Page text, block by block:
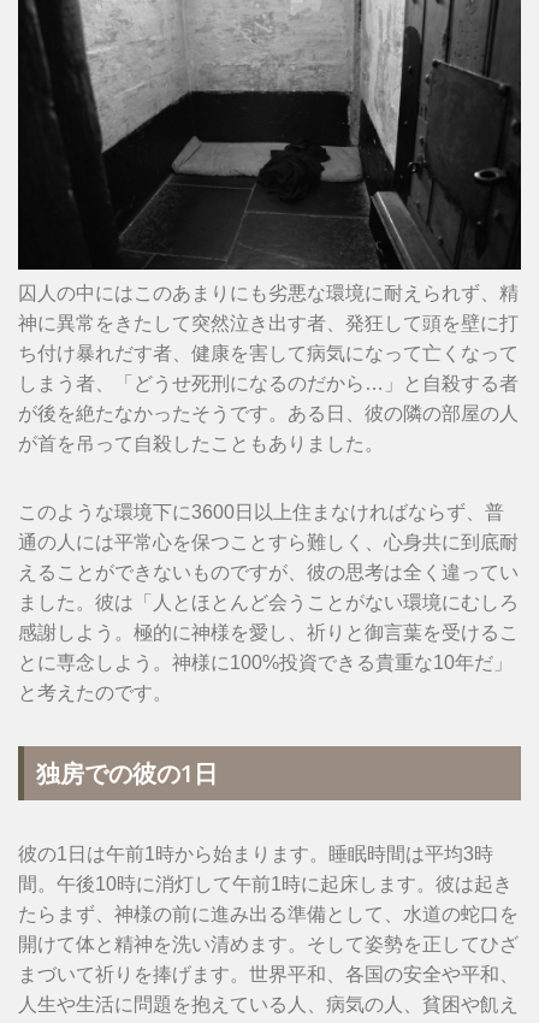
囚人の中にはこのあまりにも劣悪な環境に耐えられず、精
神に異常をきたして突然泣き出す者、発狂して頭を壁に打
ち付け暴れだす者、健康を害して病気になって亡くなって
しまう者、「どうせ死刑になるのだから…」と自殺する者
が後を絶たなかったそうです。ある日、彼の隣の部屋の人
が首を吊って自殺したこともありました。
このような環境下に3600日以上住まなければならず、普
通の人には平常心を保つことすら難しく、心身共に到底耐
えることができないものですが、彼の思考は全く違ってい
ました。彼は「人とほとんど会うことがない環境にむしろ
感謝しよう。極的に神様を愛し、祈りと御言葉を受けるこ
とに専念しよう。神様に100%投資できる貴重な10年だ」
と考えたのです。
独房での彼の1日
彼の1日は午前1時から始まります。睡眠時間は平均3時
間。午後10時に消灯して午前1時に起床します。彼は起き
たらまず、神様の前に進み出る準備として、水道の蛇口を
開けて体と精神を洗い清めます。そして姿勢を正してひざ
まづいて祈りを捧げます。世界平和、各国の安全や平和、
人生や生活に問題を抱えている人、病気の人、貧困や飢え